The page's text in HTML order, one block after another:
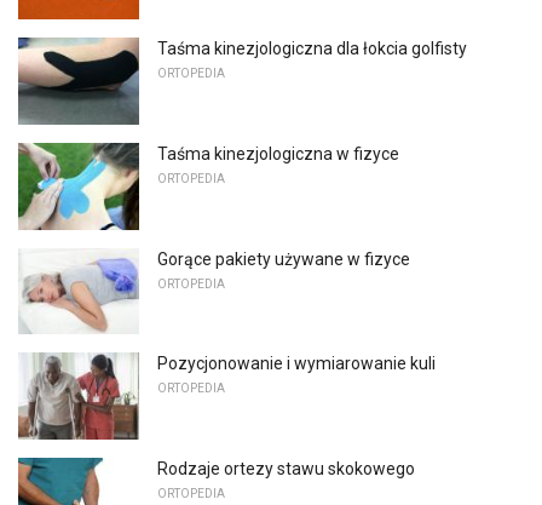
Taśma kinezjologiczna dla łokcia golfisty
ORTOPEDIA
Taśma kinezjologiczna w fizyce
ORTOPEDIA
Gorące pakiety używane w fizyce
ORTOPEDIA
Pozycjonowanie i wymiarowanie kuli
ORTOPEDIA
Rodzaje ortezy stawu skokowego
ORTOPEDIA